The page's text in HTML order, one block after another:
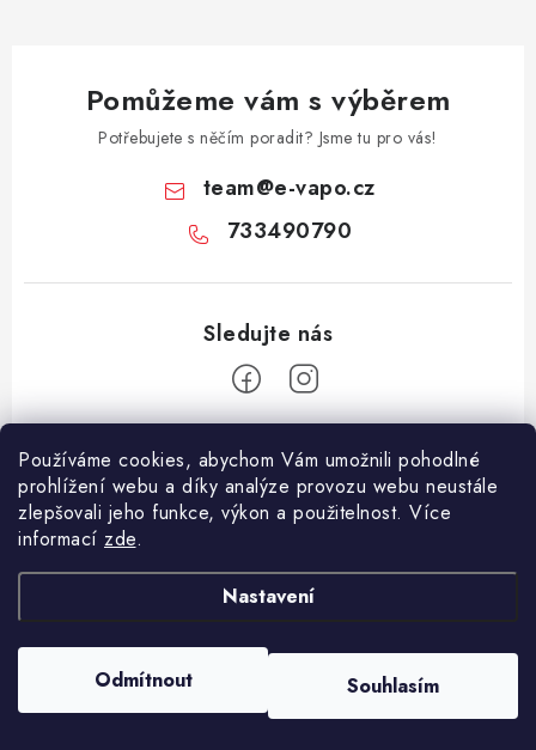
Používáme cookies, abychom Vám umožnili pohodlné
prohlížení webu a díky analýze provozu webu neustále
zlepšovali jeho funkce, výkon a použitelnost. Více
informací zde.
Nastavení
Odmítnout Souhlasím
Pomůžeme vám s výběrem
Potřebujete s něčím poradit? Jsme tu pro vás!
team@e-vapo.cz
733490790
Z
Facebook
Jak reklamovat či vrátit zboží
cookies